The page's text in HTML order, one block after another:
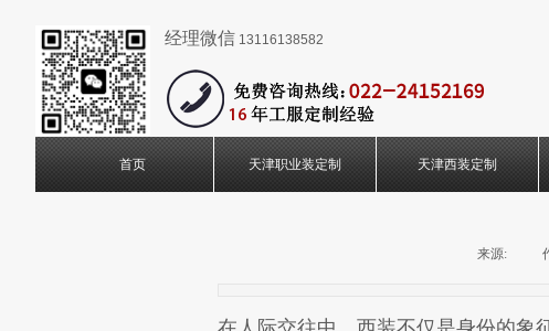
经理微信 13116138582
首页 天津职业装定制 天津西装定制
来源: